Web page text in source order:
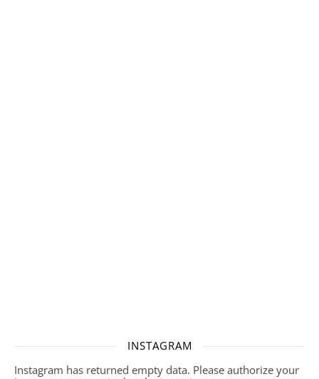
INSTAGRAM
Instagram has returned empty data. Please authorize your